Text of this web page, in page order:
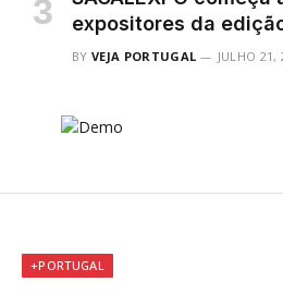
expositores da
BY VEJA PORTUGAL JULHO 21,
+PORTUGAL